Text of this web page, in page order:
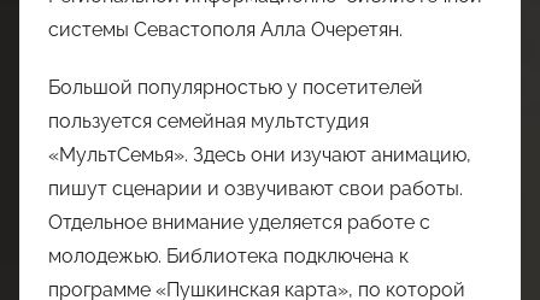
системы Севастополя Алла Очеретян.
Большой популярностью у посетителей
пользуется семейная мультстудия
«МультСемья». Здесь они изучают анимацию,
пишут сценарии и озвучивают свои работы.
Отдельное внимание уделяется работе с
молодежью. Библиотека подключена к
программе «Пушкинская карта», по которой